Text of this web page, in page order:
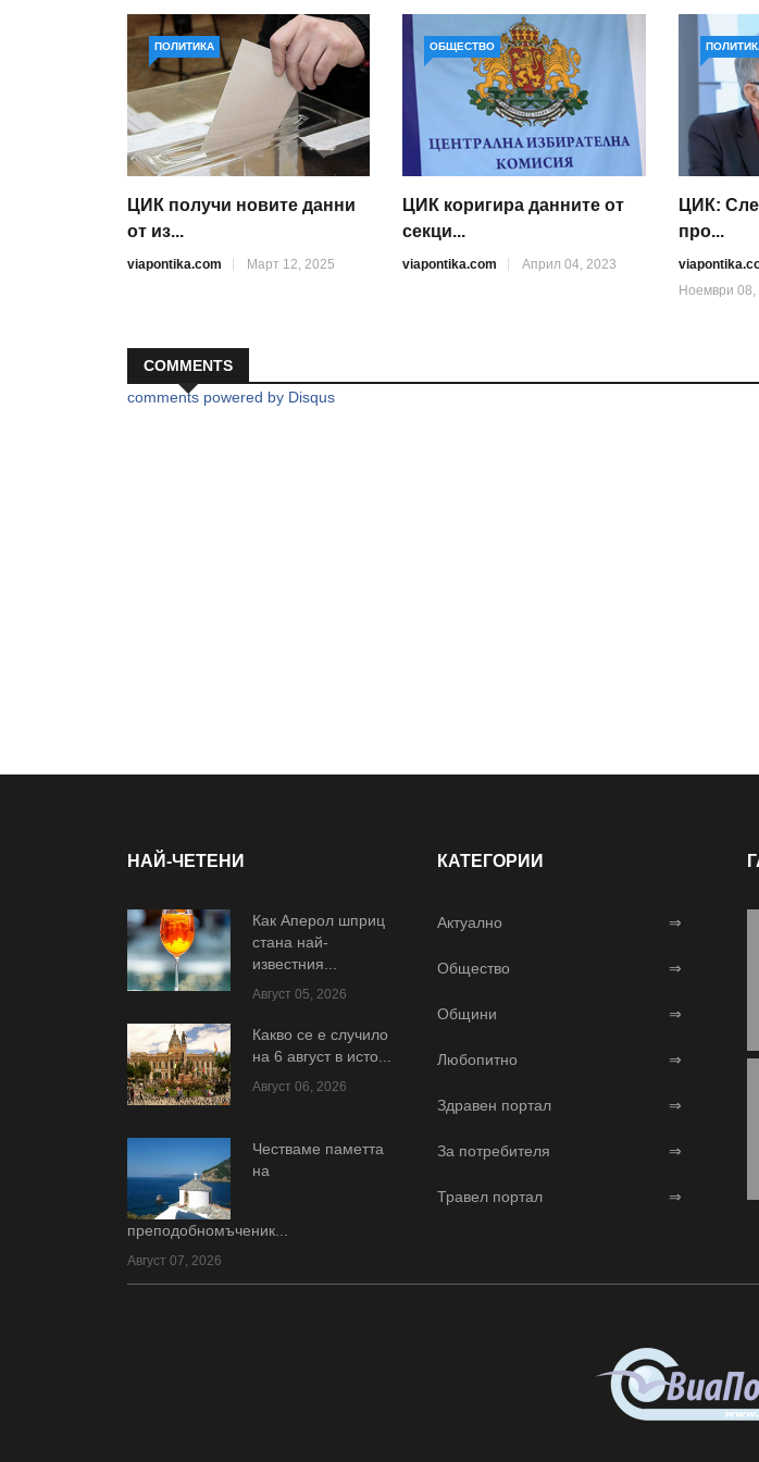
ПОЛИТИКА
ЦИК получи новите данни
от из...
viapontika.com Март 12, 2025
ОБЩЕСТВО
ЦИК коригира данните от
секци...
viapontika.com Април 04, 2023
ЦИК:
про...
Ноември 08,
COMMENTS
comments powered by Disqus
НАЙ-ЧЕТЕНИ
Как Аперол шприц
стана най-
известния...
Август 05, 2026
Какво се е случило
на 6 август в исто...
Август 06, 2026
Честваме паметта
на
преподобномъченик...
Август 07, 2026
КАТЕГОРИИ
Актуално ⇒
Общество ⇒
Общини ⇒
Любопитно ⇒
Здравен портал ⇒
За потребителя ⇒
Травел портал ⇒